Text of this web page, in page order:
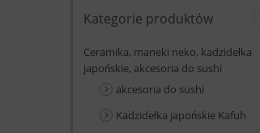
Kategorie produktów
Ceramika, maneki neko, kadzidełka
japońskie, akcesoria do sushi
akcesoria do sushi
Kadzidełka japońskie Kafuh